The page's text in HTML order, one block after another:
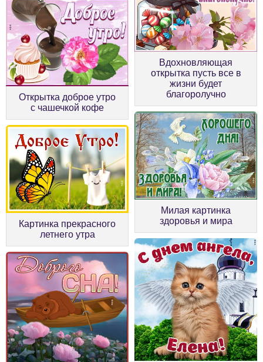
Открытка доброе утро
с чашечкой кофе
Вдохновляющая
открытка пусть все в
жизни будет
благоролучно
Картинка прекрасного
летнего утра
Милая картинка
здоровья и мира